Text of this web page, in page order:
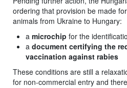
ordering that provision be made
animals from Ukraine to Hungary:
a microchip for the
a document certifying the
vaccination against rabies
These conditions are still a
for non-commercial entry and